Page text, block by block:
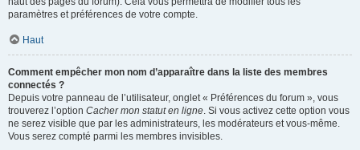
paramètres et préférences de votre compte.
Haut
Comment empêcher mon nom d’apparaître dans la liste des membres
connectés ?
Depuis votre panneau de l’utilisateur, onglet « Préférences du forum », vous
trouverez l’option Cacher mon statut en ligne. Si vous activez cette option vous
ne serez visible que par les administrateurs, les modérateurs et vous-même.
Vous serez compté parmi les membres invisibles.